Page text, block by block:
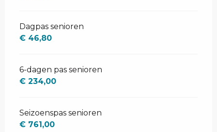
Dagpas senioren
€ 46,80
6-dagen pas senioren
€ 234,00
Seizoenspas senioren
€ 761,00